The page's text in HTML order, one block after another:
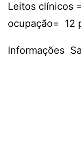
Leitos clínicos
ocupação= 12
Informações